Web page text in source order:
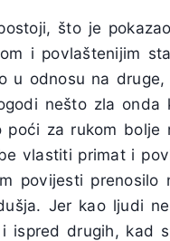
što je
i povlaštenijim
u odnosu na
nešto zla
za rukom bolje
vlastiti primat i
povijesti
Jer kao ljudi
ispred drugih, kad